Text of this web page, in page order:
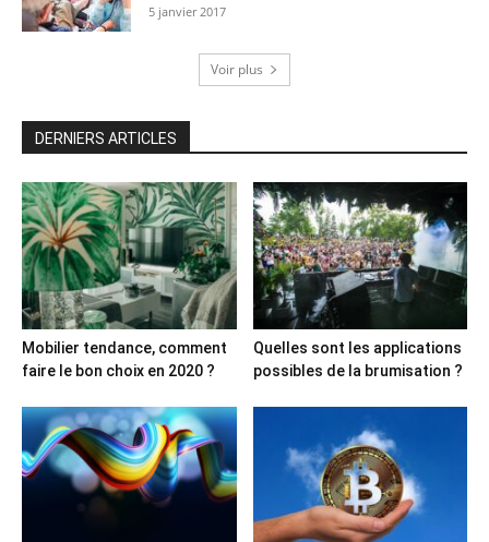
5 janvier 2017
Voir plus
DERNIERS ARTICLES
Mobilier tendance, comment
faire le bon choix en 2020 ?
Quelles sont les applications
possibles de la brumisation ?